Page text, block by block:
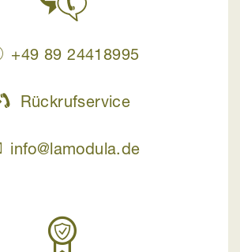
+49 89 24418995
Rückrufservice
info@lamodula.de